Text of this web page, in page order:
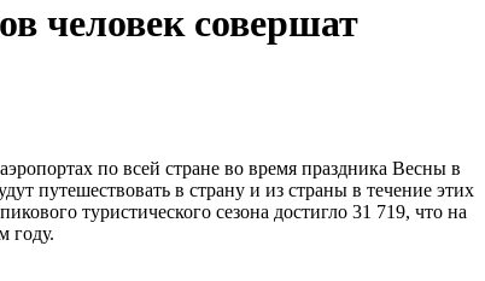
человек совершат
по всей стране во время праздника Весны в
путешествовать в страну и из страны в течение этих
туристического сезона достигло 31 719, что на
году.